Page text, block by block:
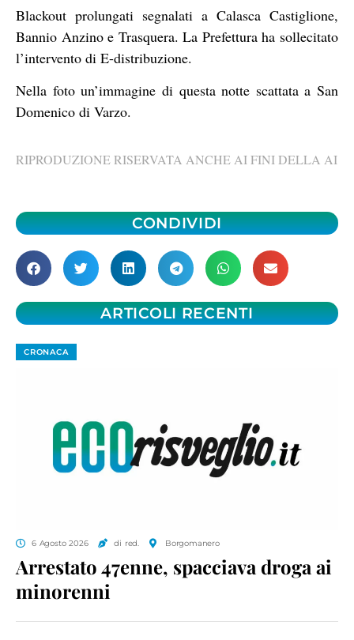
Blackout prolungati segnalati a Calasca Castiglione,
Bannio Anzino e Trasquera. La Prefettura ha sollecitato
l’intervento di E-distribuzione.
Nella foto un’immagine di questa notte scattata a San
Domenico di Varzo.
RIPRODUZIONE RISERVATA ANCHE AI FINI DELLA AI
CONDIVIDI
ARTICOLI RECENTI
CRONACA
6 Agosto 2026 di red. Borgomanero
Arrestato 47enne, spacciava droga ai
minorenni